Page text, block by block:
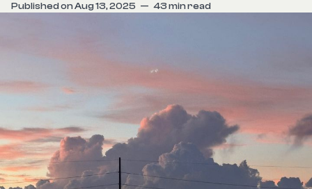
Published on Aug 13, 2025 — 43 min read